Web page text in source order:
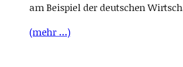
am Beispiel der deutschen
(mehr …)